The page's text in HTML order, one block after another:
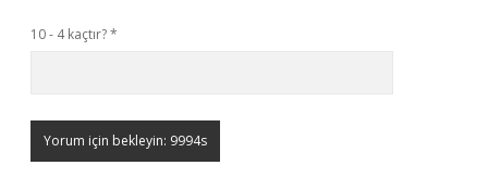
10 - 4 kaçtır?*